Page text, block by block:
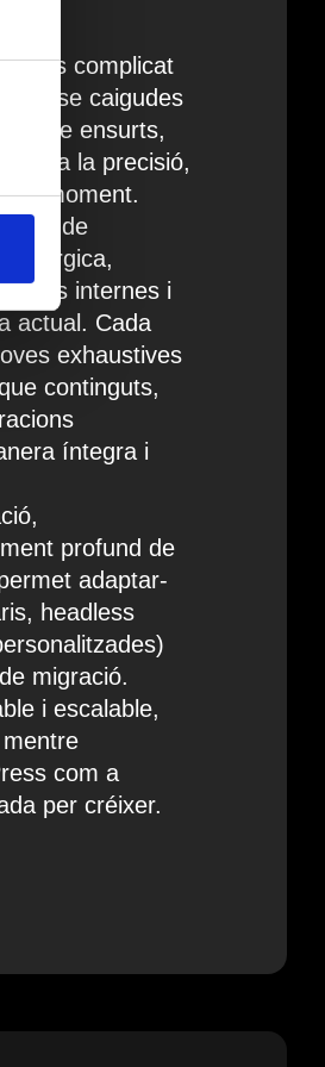
complicat
sense caigudes
sense ensurts,
la precisió,
tot moment.
de
internes i
actual. Cada
exhaustives
continguts,
íntegra i
profund de
adaptar-
headless
migració.
i escalable,
com a
per créixer.